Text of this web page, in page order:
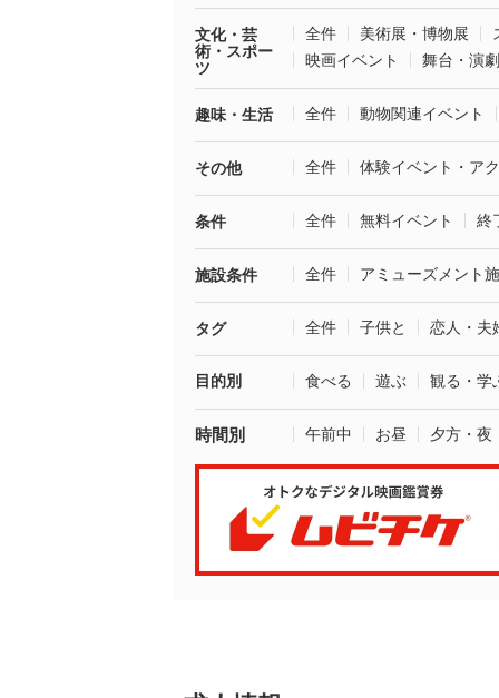
文化・芸
術・スポー
ツ
全件 美術展・博物展
映画イベント
舞台・演劇
趣味・生活 全件 動物関連イベント
その他 全件 体験イベント・ア
条件 全件 無料イベント 終
施設条件 全件 アミューズメント
タグ 全件 子供と 恋人・夫
目的別 食べる 遊ぶ 観る・学
時間別 午前中 お昼 夕方・夜